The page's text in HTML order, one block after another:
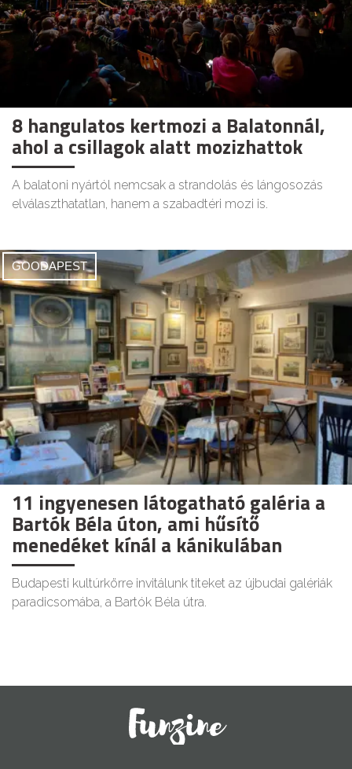
8 hangulatos kertmozi a Balatonnál,
ahol a csillagok alatt mozizhattok
A balatoni nyártól nemcsak a strandolás és lángosozás
elválaszthatatlan, hanem a szabadtéri mozi is.
GOODAPEST
11 ingyenesen látogatható galéria a
Bartók Béla úton, ami hűsítő
menedéket kínál a kánikulában
Budapesti kultúrkörre invitálunk titeket az újbudai galériák
paradicsomába, a Bartók Béla útra.